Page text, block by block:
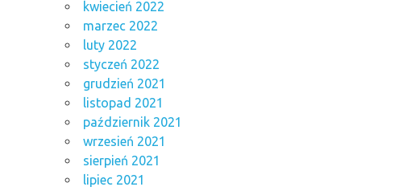
kwiecień 2022
marzec 2022
luty 2022
styczeń 2022
grudzień 2021
listopad 2021
październik 2021
wrzesień 2021
sierpień 2021
lipiec 2021